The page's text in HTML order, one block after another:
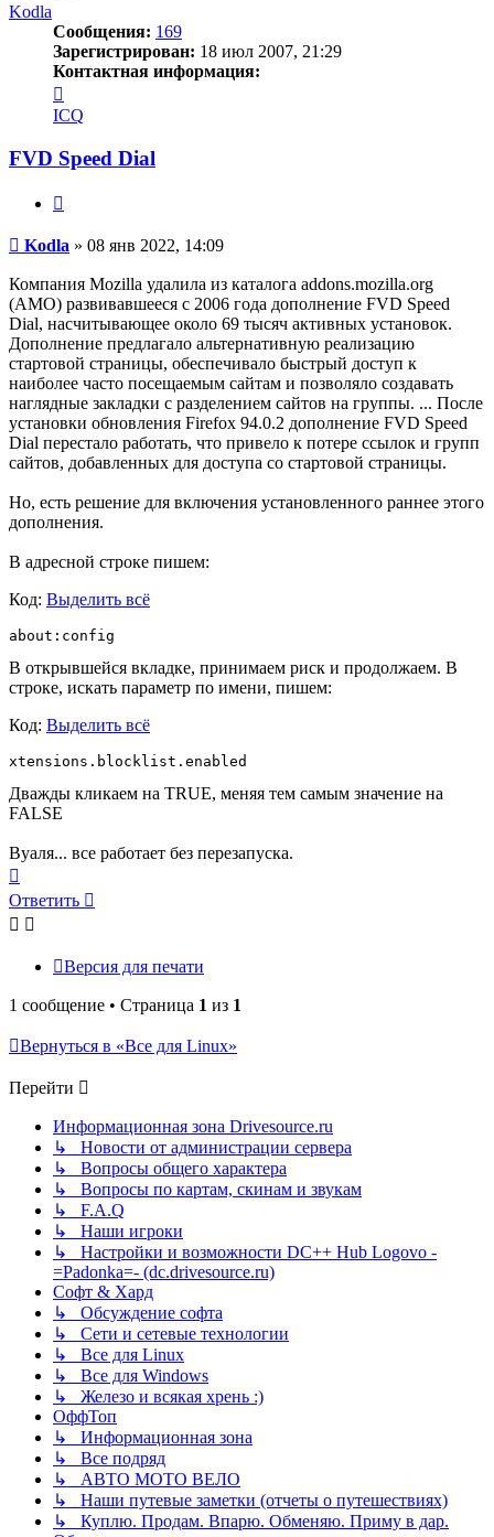
Kodla
Сообщения: 169
Зарегистрирован: 18 июл 2007, 21:29
Контактная информация:
информация
пользователя
Kodla
ICQ
FVD Speed Dial
Сообщение
Kodla » 08 янв 2022, 14:09
Компания Mozilla удалила из каталога addons.mozilla.org
(AMO) развивавшееся с 2006 года дополнение FVD Speed
Dial, насчитывающее около 69 тысяч активных установок.
Дополнение предлагало альтернативную реализацию
стартовой страницы, обеспечивало быстрый доступ к
наиболее часто посещаемым сайтам и позволяло создавать
наглядные закладки с разделением сайтов на группы. ... После
установки обновления Firefox 94.0.2 дополнение FVD Speed
Dial перестало работать, что привело к потере ссылок и групп
сайтов, добавленных для доступа со стартовой страницы.
Но, есть решение для включения установленного раннее этого
дополнения.
В адресной строке пишем:
Код: Выделить всё
about:config
В открывшейся вкладке, принимаем риск и продолжаем. В
строке, искать параметр по имени, пишем:
Код: Выделить всё
xtensions.blocklist.enabled
Дважды кликаем на TRUE, меняя тем самым значение на
FALSE
Вуаля... все работает без перезапуска.
к
началу
Ответить
Версия для печати
1 сообщение • Страница 1 из 1
Вернуться в «Все для Linux»
Перейти
Информационная зона Drivesource.ru
↳ Новости от администрации сервера
↳ Вопросы общего характера
↳ Вопросы по картам, скинам и звукам
↳ F.A.Q
↳ Наши игроки
↳ Настройки и возможности DC++ Hub Logovo -
=Padonka=- (dc.drivesource.ru)
Софт & Хард
↳ Обсуждение софта
↳ Сети и сетевые технологии
↳ Все для Linux
↳ Все для Windows
↳ Железо и всякая хрень :)
ОффТоп
↳ Информационная зона
↳ Все подряд
↳ АВТО МОТО ВЕЛО
↳ Наши путевые заметки (отчеты о путешествиях)
↳ Куплю. Продам. Впарю. Обменяю. Приму в дар.